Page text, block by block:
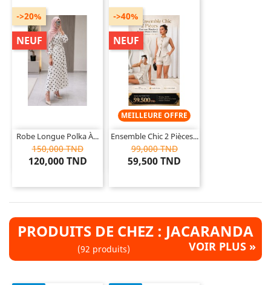
Robe Longue Polka À...
150,000 TND
120,000 TND
->20%
NEUF
MEILLEURE OFFRE
Ensemble Chic 2 Pièces...
99,000 TND
59,500 TND
->40%
NEUF
PRODUITS DE CHEZ : JACARANDA
(92 produits) VOIR PLUS »